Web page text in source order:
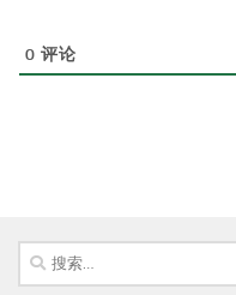
0 评论
搜
索：